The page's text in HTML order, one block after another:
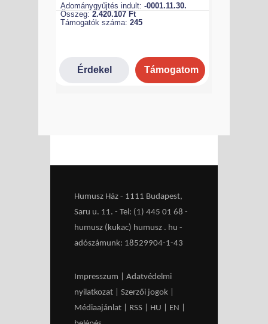
Humusz Ház - 1111 Budapest,
Saru u. 11. - Tel: (1) 445 01 68 -
humusz (kukac) humusz . hu -
adószámunk: 18529904-1-43
Impresszum
Adatvédelmi
nyilatkozat
Szerzői jogok
Médiaajánlat
RSS HU EN